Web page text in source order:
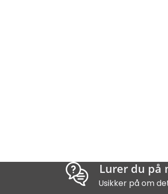
Lurer du på
Usikker på om